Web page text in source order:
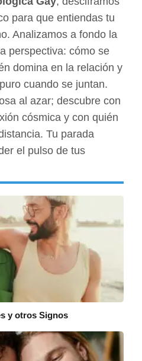
para que entiendas tu
Analizamos a fondo la
perspectiva: cómo se
domina en la relación y
cuando se juntan.
al azar; descubre con
cósmica y con quién
Tu parada
el pulso de tus
y otros Signos